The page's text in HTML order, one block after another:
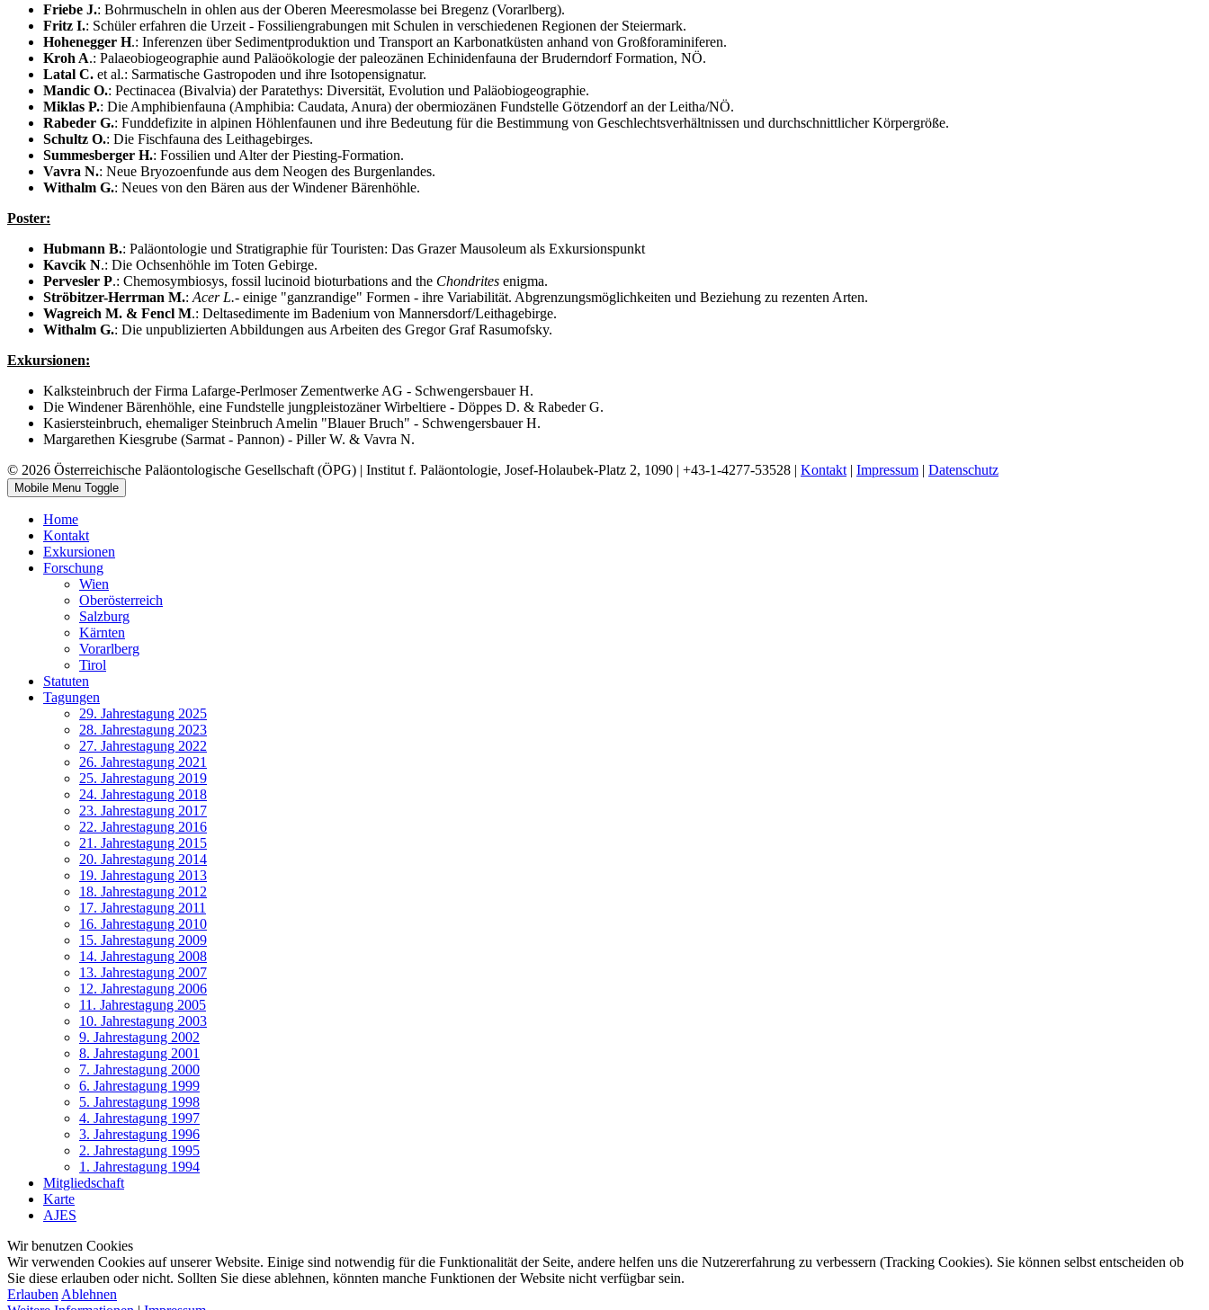
Friebe J.: Bohrmuscheln in ohlen aus der Oberen Meeresmolasse bei Bregenz (Vorarlberg).
Fritz I.: Schüler erfahren die Urzeit - Fossiliengrabungen mit Schulen in verschiedenen Regionen der Steiermark.
Hohenegger H.: Inferenzen über Sedimentproduktion und Transport an Karbonatküsten anhand von Großforaminiferen.
Kroh A.: Palaeobiogeographie aund Paläoökologie der paleozänen Echinidenfauna der Bruderndorf Formation, NÖ.
Latal C. et al.: Sarmatische Gastropoden und ihre Isotopensignatur.
Mandic O.: Pectinacea (Bivalvia) der Paratethys: Diversität, Evolution und Paläobiogeographie.
Miklas P.: Die Amphibienfauna (Amphibia: Caudata, Anura) der obermiozänen Fundstelle Götzendorf an der Leitha/NÖ.
Rabeder G.: Funddefizite in alpinen Höhlenfaunen und ihre Bedeutung für die Bestimmung von Geschlechtsverhältnissen und durchschnittlicher Körpergröße.
Schultz O.: Die Fischfauna des Leithagebirges.
Summesberger H.: Fossilien und Alter der Piesting-Formation.
Vavra N.: Neue Bryozoenfunde aus dem Neogen des Burgenlandes.
Withalm G.: Neues von den Bären aus der Windener Bärenhöhle.
Poster:
Hubmann B.: Paläontologie und Stratigraphie für Touristen: Das Grazer Mausoleum als Exkursionspunkt
Kavcik N.: Die Ochsenhöhle im Toten Gebirge.
Pervesler P.: Chemosymbiosys, fossil lucinoid bioturbations and the Chondrites enigma.
Ströbitzer-Herrman M.: Acer L.- einige "ganzrandige" Formen - ihre Variabilität. Abgrenzungsmöglichkeiten und Beziehung zu rezenten Arten.
Wagreich M. & Fencl M.: Deltasedimente im Badenium von Mannersdorf/Leithagebirge.
Withalm G.: Die unpublizierten Abbildungen aus Arbeiten des Gregor Graf Rasumofsky.
Exkursionen:
Kalksteinbruch der Firma Lafarge-Perlmoser Zementwerke AG - Schwengersbauer H.
Die Windener Bärenhöhle, eine Fundstelle jungpleistozäner Wirbeltiere - Döppes D. & Rabeder G.
Kasiersteinbruch, ehemaliger Steinbruch Amelin "Blauer Bruch" - Schwengersbauer H.
Margarethen Kiesgrube (Sarmat - Pannon) - Piller W. & Vavra N.
© 2026 Österreichische Paläontologische Gesellschaft (ÖPG) | Institut f. Paläontologie, Josef-Holaubek-Platz 2, 1090 | +43-1-4277-53528 | Kontakt | Impressum | Datenschutz
Mobile Menu Toggle
Home
Kontakt
Exkursionen
Forschung
Wien
Oberösterreich
Salzburg
Kärnten
Vorarlberg
Tirol
Statuten
Tagungen
29. Jahrestagung 2025
28. Jahrestagung 2023
27. Jahrestagung 2022
26. Jahrestagung 2021
25. Jahrestagung 2019
24. Jahrestagung 2018
23. Jahrestagung 2017
22. Jahrestagung 2016
21. Jahrestagung 2015
20. Jahrestagung 2014
19. Jahrestagung 2013
18. Jahrestagung 2012
17. Jahrestagung 2011
16. Jahrestagung 2010
15. Jahrestagung 2009
14. Jahrestagung 2008
13. Jahrestagung 2007
12. Jahrestagung 2006
11. Jahrestagung 2005
10. Jahrestagung 2003
9. Jahrestagung 2002
8. Jahrestagung 2001
7. Jahrestagung 2000
6. Jahrestagung 1999
5. Jahrestagung 1998
4. Jahrestagung 1997
3. Jahrestagung 1996
2. Jahrestagung 1995
1. Jahrestagung 1994
Mitgliedschaft
Karte
AJES
Wir benutzen Cookies
Wir verwenden Cookies auf unserer Website. Einige sind notwendig für die Funktionalität der Seite, andere helfen uns die Nutzererfahrung zu verbessern (Tracking Cookies). Sie können selbst entscheiden ob
Sie diese erlauben oder nicht. Sollten Sie diese ablehnen, könnten manche Funktionen der Website nicht verfügbar sein.
Erlauben Ablehnen